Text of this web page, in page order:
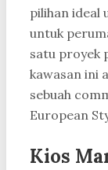
pilihan ideal
untuk
satu proyek
kawasan ini
sebuah
European
Kios